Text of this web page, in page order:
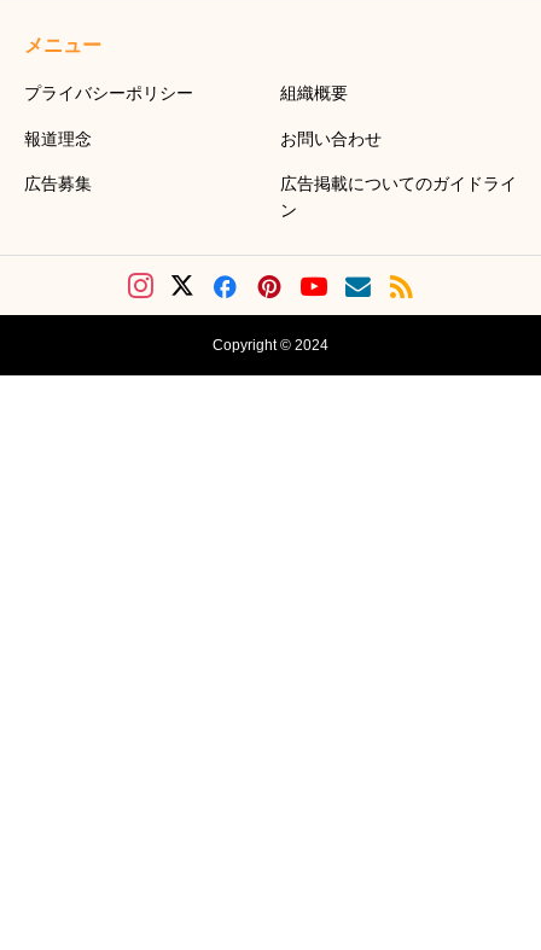
メニュー
プライバシーポリシー 組織概要
報道理念 お問い合わせ
広告募集
広告掲載についてのガイドライ
ン
Copyright © 2024